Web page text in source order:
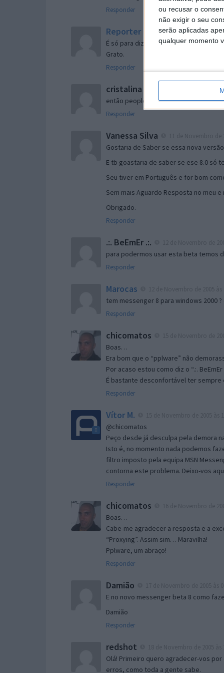
ou recusar o
não exigir o seu
serão aplicadas
qualquer momento
Responder
Reporter 7 de Novembro de 2005 às
É só para dizer que ainda não me
Grato.
Responder
cristalina 11 de Novembro de 2005
então people
Responder
Vanessa Silva
Gostaria de Saber se essa nova
E tb goastaria de saber se ese 8.0 só
Seu tiver em Português e for bom
Sem mais Aguardo Resposta no meu e
Obrigado.
Responder
.:. BeEmEr .:.
para podermos usar esta beta temos
Responder
Marocas
tem messenger 8 para windows 2000
Responder
chicomatos
Boas…
Era bom que o “pplware” não
Por acaso estou como diz o “.:.
É bastante desconfortável ter sempre
Responder
Vítor M.
@chicomatos
Peço desde já desculpa pela demora
Isto é, no momento nada podemos
filtro imposto pela equipa MSN
contorna este problema. Deixo-vos
Responder
chicomatos
Boas…
Cabe-me agradecer a resposta e a
“Proxying”. Assim sim… Maravilha!
Pplware, um abraço!
Responder
Damião
E no novo messenger beta 8 como
Damião
Responder
redshot
Olá! Primeiro quero agradecer-vos
erros, como toda a gente sabe.